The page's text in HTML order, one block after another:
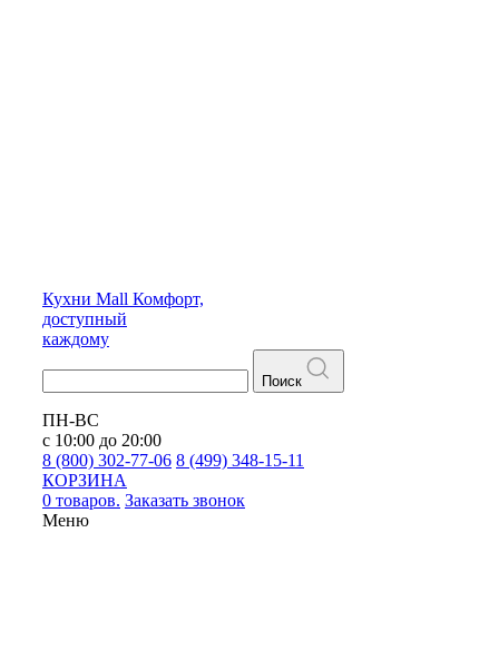
Кухни Mall Комфорт,
доступный
каждому
Поиск
ПН-ВС
с 10:00 до 20:00
8 (800) 302-77-06 8 (499) 348-15-11
КОРЗИНА
0 товаров. Заказать звонок
Меню